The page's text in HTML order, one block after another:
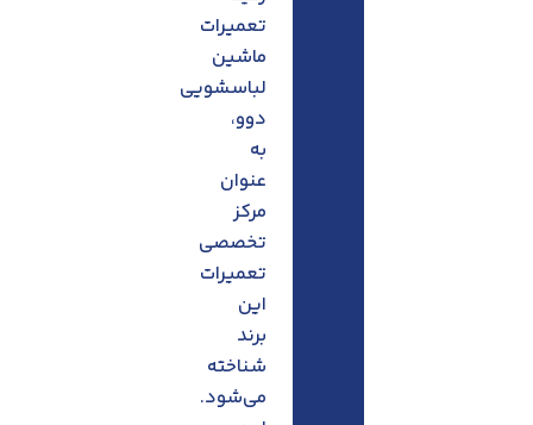
تعمیرات
ماشین
لباسشویی
دوو،
به
عنوان
مرکز
تخصصی
تعمیرات
این
برند
شناخته
می‌شود.